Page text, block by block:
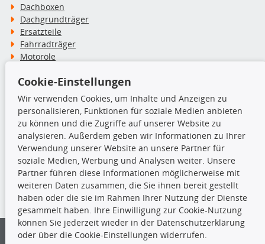
Dachboxen
Dachgrundträger
Ersatzteile
Fahrradträger
Motoröle
Schneeketten
TecDoc Inside
Die hier angezeigten Daten insbesondere die gesamte Datenbank dürfen
nicht kopiert werden.
Es ist zu unterlassen, die Daten oder die gesamte Datenbank ohne
vorherige Zustimmung von TecDoc zu vervielfältigen, zu verbreiten
und/oder diese Handlungen durch Dritte ausführen zu lassen. Ein
Cookie-Einstellungen
Wir verwenden Cookies, um Inhalte und Anzeigen zu
personalisieren, Funktionen für soziale Medien anbieten
zu können und die Zugriffe auf unserer Website zu
analysieren. Außerdem geben wir Informationen zu Ihrer
Verwendung unserer Website an unsere Partner für
soziale Medien, Werbung und Analysen weiter. Unsere
Partner führen diese Informationen möglicherweise mit
weiteren Daten zusammen, die Sie ihnen bereit gestellt
haben oder die sie im Rahmen Ihrer Nutzung der Dienste
gesammelt haben. Ihre Einwilligung zur Cookie-Nutzung
können Sie jederzeit wieder in der Datenschutzerklärung
oder über die Cookie-Einstellungen widerrufen.